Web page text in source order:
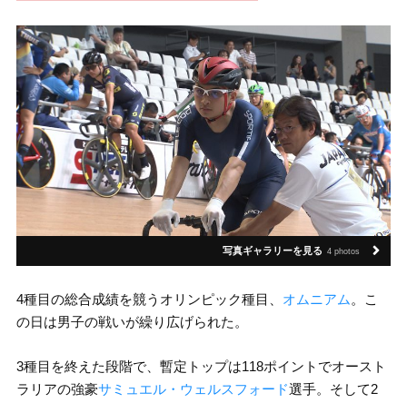
写真ギャラリーを見る 4 photos
4種目の総合成績を競うオリンピック種目、 オムニアム 。こ
の日は男子の戦いが繰り広げられた。
3種目を終えた段階で、暫定トップは118ポイントでオースト
ラリアの強豪サミュエル・ウェルスフォード選手。そして2